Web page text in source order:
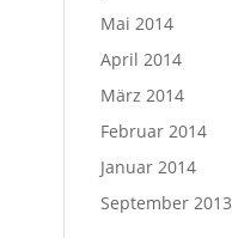
Mai 2014
April 2014
März 2014
Februar 2014
Januar 2014
September 2013